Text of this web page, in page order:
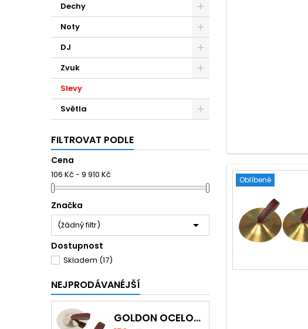
Dechy
Noty
DJ
Zvuk
Slevy
Světla
FILTROVAT PODLE
Cena
106 Kč - 9 910 Kč
Značka
(žádný filtr) 
Dostupnost
Skladem (17)
NEJPRODÁVANÉJŠÍ
GOLDON OCELOVÉ PRSTOVÉ ČINELKY
Oblíbené